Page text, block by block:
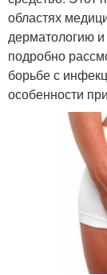
областях
дерматологию
подробно
борьбе с
особенности